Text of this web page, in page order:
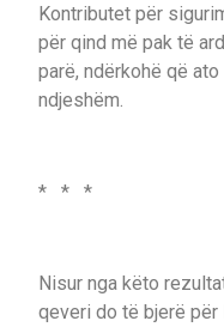
Kontributet për
për qind më pak të
parë, ndërkohë që
ndjeshëm.
* * *
Nisur nga këto
qeveri do të bjerë për